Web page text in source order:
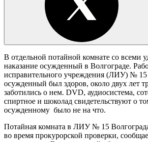
В отдельной потайной комнате со всеми
наказание осужденный в Волгограде.
исправительного учреждения (ЛИУ) № 15
осужденный был здоров, около двух лет
заботились о нем. DVD, аудиосистема,
спиртное и шоколад свидетельствуют о
осужденному было не на что.
Потайная комната в ЛИУ № 15
во время прокурорской проверки,